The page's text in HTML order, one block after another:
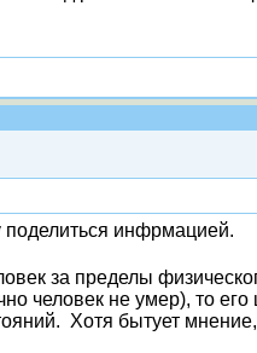
поделиться инфрмацией.
за пределы
человек не умер), то
Хотя бытует